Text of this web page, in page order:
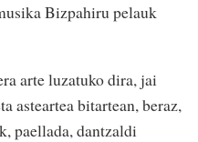
Bizpahiru pelauk
arte luzatuko dira, jai
asteartea bitartean, beraz,
paellada, dantzaldi